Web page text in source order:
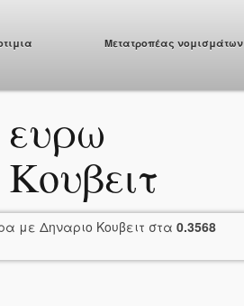
Μετατροπέας νομισμάτων
ευρω
με Δηναριο Κουβειτ στα 0.3568